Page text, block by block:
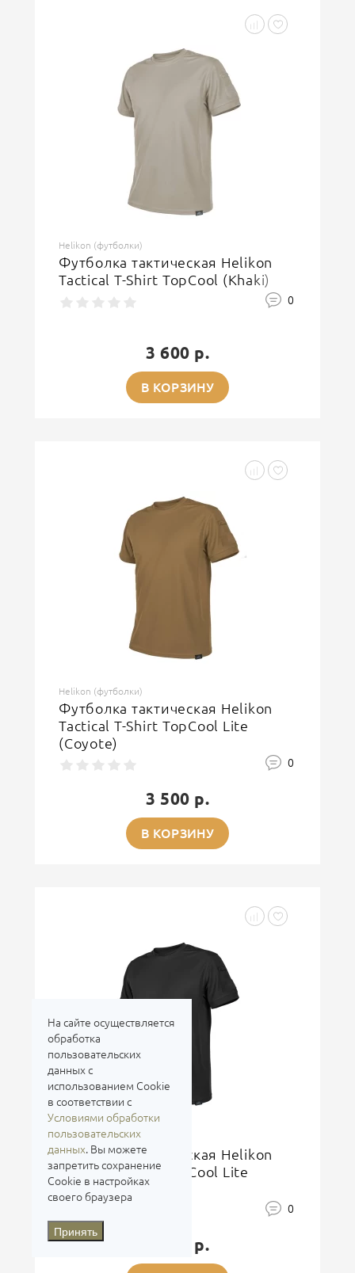
Helikon (футболки)
Футболка тактическая Helikon
Tactical T-Shirt TopCool (Khaki)
0
3 600 р.
В КОРЗИНУ
Helikon (футболки)
Футболка тактическая Helikon
Tactical T-Shirt TopCool Lite
(Coyote)
0
3 500 р.
В КОРЗИНУ
Helikon (футболки)
Футболка тактическая Helikon
Tactical T-Shirt TopCool Lite
(Black)
0
3 500 р.
На сайте осуществляется
обработка
пользовательских
данных с
использованием Cookie
в соответствии с
Условиями обработки
пользовательских
данных. Вы можете
запретить сохранение
Cookie в настройках
своего браузера
Принять